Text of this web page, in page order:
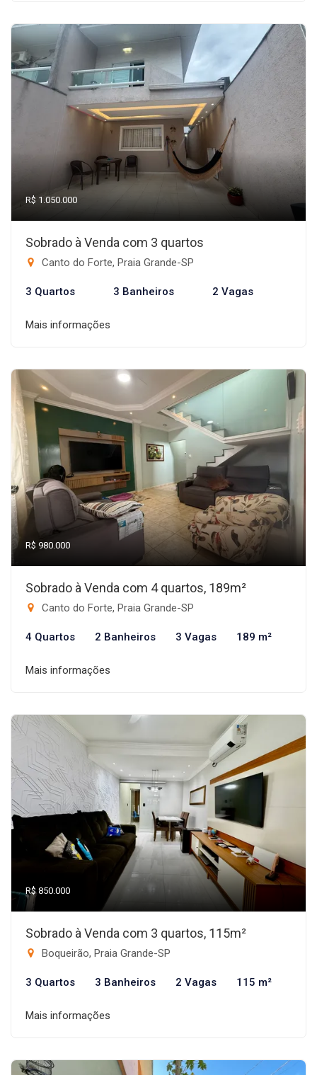
R$ 1.050.000
Sobrado à Venda com 3 quartos
Canto do Forte, Praia Grande-SP
3 Quartos 3 Banheiros 2 Vagas
Mais informações
R$ 980.000
Sobrado à Venda com 4 quartos, 189m²
Canto do Forte, Praia Grande-SP
4 Quartos 2 Banheiros 3 Vagas 189 m²
Mais informações
R$ 850.000
Sobrado à Venda com 3 quartos, 115m²
Boqueirão, Praia Grande-SP
3 Quartos 3 Banheiros 2 Vagas 115 m²
Mais informações